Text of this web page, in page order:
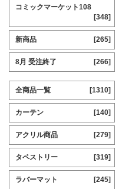
コミックマーケット108
[348]
新商品 [265]
8月 受注終了 [266]
全商品一覧 [1310]
カーテン [140]
アクリル商品 [279]
タペストリー [319]
ラバーマット [245]